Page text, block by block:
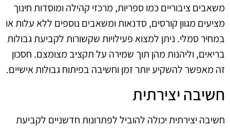
משאבים ציבוריים כמו ספריות, מרכזי קהילה ומוסדות חינוך
מציעים מגוון קורסים, סדנאות ומשאבים נוספים ללא עלות או
במחיר סמלי. ניתן למצוא פעילויות שקשורות לקביעת גבולות
בריאים, וליהנות מהן תוך שמירה על תקציב מצומצם. חסכון
זה מאפשר להשקיע יותר זמן וחשיבה בפיתוח גבולות אישיים.
חשיבה יצירתית
חשיבה יצירתית יכולה להוביל לפתרונות חדשניים לקביעת